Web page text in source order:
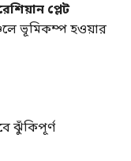
প্লেট
ভূমিকম্প হওয়ার
ঝুঁকিপূর্ণ